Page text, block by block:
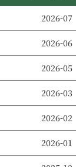
2026-07
2026-06
2026-05
2026-03
2026-02
2026-01